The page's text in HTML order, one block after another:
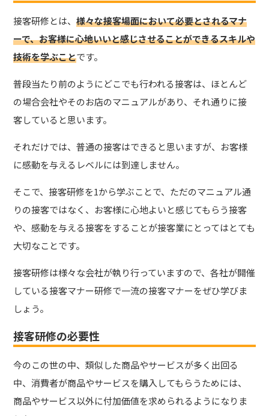
接客研修とは、様々な接客場面において必要とされるマナ
ーで、お客様に心地いいと感じさせることができるスキルや
技術を学ぶことです。
普段当たり前のようにどこでも行われる接客は、ほとんど
の場合会社やそのお店のマニュアルがあり、それ通りに接
客していると思います。
それだけでは、普通の接客はできると思いますが、お客様
に感動を与えるレベルには到達しません。
そこで、接客研修を1から学ぶことで、ただのマニュアル通
りの接客ではなく、お客様に心地よいと感じてもらう接客
や、感動を与える接客をすることが接客業にとってはとても
大切なことです。
接客研修は様々な会社が執り行っていますので、各社が開催
している接客マナー研修で一流の接客マナーをぜひ学びま
しょう。
接客研修の必要性
今のこの世の中、類似した商品やサービスが多く出回る
中、消費者が商品やサービスを購入してもらうためには、
商品やサービス以外に付加価値を求められるようになりま